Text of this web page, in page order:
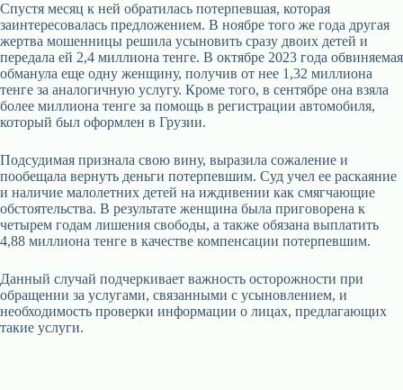
Спустя месяц к ней обратилась потерпевшая, которая
заинтересовалась предложением. В ноябре того же года другая
жертва мошенницы решила усыновить сразу двоих детей и
передала ей 2,4 миллиона тенге. В октябре 2023 года обвиняемая
обманула еще одну женщину, получив от нее 1,32 миллиона
тенге за аналогичную услугу. Кроме того, в сентябре она взяла
более миллиона тенге за помощь в регистрации автомобиля,
который был оформлен в Грузии.
Подсудимая признала свою вину, выразила сожаление и
пообещала вернуть деньги потерпевшим. Суд учел ее раскаяние
и наличие малолетних детей на иждивении как смягчающие
обстоятельства. В результате женщина была приговорена к
четырем годам лишения свободы, а также обязана выплатить
4,88 миллиона тенге в качестве компенсации потерпевшим.
Данный случай подчеркивает важность осторожности при
обращении за услугами, связанными с усыновлением, и
необходимость проверки информации о лицах, предлагающих
такие услуги.